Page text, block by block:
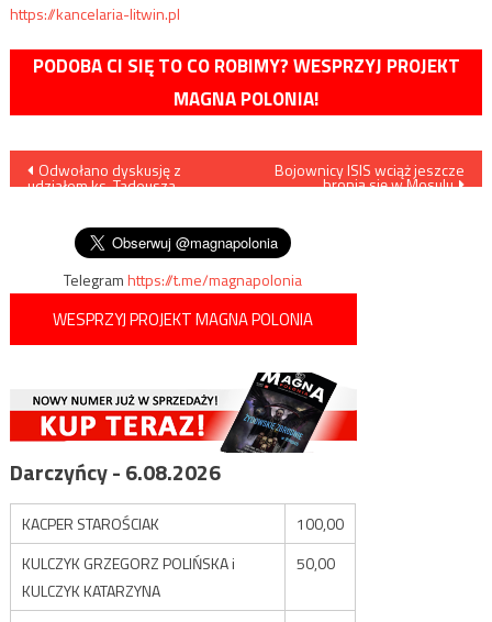
https://kancelaria-litwin.pl
PODOBA CI SIĘ TO CO ROBIMY? WESPRZYJ PROJEKT
MAGNA POLONIA!
Nawigacja
Odwołano dyskusję z
udziałem ks. Tadeusza
Bojownicy ISIS wciąż jeszcze
bronią się w Mosulu
Telegramhttps://t.me/magnapolonia
WESPRZYJ PROJEKT MAGNA POLONIA
Darczyńcy - 6.08.2026
KACPER STAROŚCIAK
100,00
KULCZYK GRZEGORZ POLIŃSKA i
KULCZYK KATARZYNA
50,00